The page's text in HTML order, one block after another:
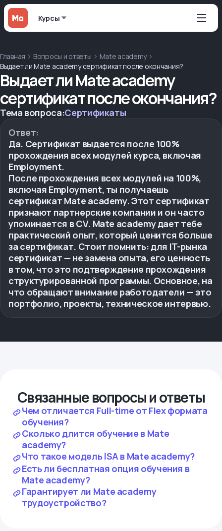
Курсы
Главная Вопросы и ответы
Mate academy
Выдает ли Mate academy сертификат после окончания?
Выдает ли Mate academy
сертификат после окончания?
Тема вопроса:Сертификаты
Ответ:
Да. Сертификат выдается после 100%
прохождения всех модулей курса, включая
Employment.
После прохождения всех модулей на 100%,
включая Employment, ты получаешь
сертификат Mate academy. Этот сертификат
признают партнерские компании и он часто
упоминается в CV. Mate academy дает тебе
практический опыт, который ценится больше
за сертификат. Стоит помнить: для IT-рынка
сертификат — не замена опыта, его ценность
в том, что это подтверждение прохождения
структурированной программы. Основное, на
что обращают внимание работодатели — это
портфолио, проекты, техническое интервью.
Связанные вопросы и ответы
Чем отличается Full-time от Flex формата
обучения?
Сколько длится обучение в Mate
academy?
Что такое модель ISA в Mate academy?
Есть ли бесплатная опция обучения в
Mate academy?
Гарантирует ли Mate academy
трудоустройство?